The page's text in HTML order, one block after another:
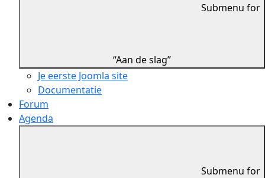
Submenu for
“Aan de slag”
Je eerste Joomla site
Documentatie
Forum
Agenda
Submenu for